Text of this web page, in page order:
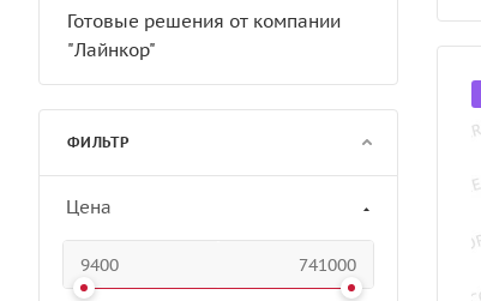
Готовые решения от компании
"Лайнкор"
ФИЛЬТР
Цена